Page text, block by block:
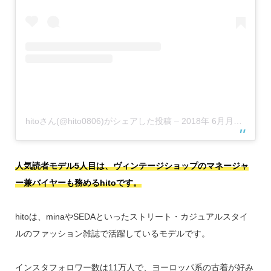
hitoさん(@hito0806)がシェアした投稿 – 2018年 6月月22日午前5時45分PDT
人気読者モデル5人目は、ヴィンテージショップのマネージャ
ー兼バイヤーも務めるhitoです。
hitoは、minaやSEDAといったストリート・カジュアルスタイ
ルのファッション雑誌で活躍しているモデルです。
インスタフォロワー数は11万人で、ヨーロッパ系の古着が好み